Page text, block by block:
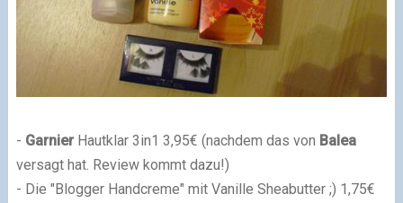
- GarnierHautklar 3in1 3,95€ (nachdem das von Balea
versagt hat. Review kommt dazu!)
- Die "Blogger Handcreme" mit Vanille Sheabutter ;) 1,75€